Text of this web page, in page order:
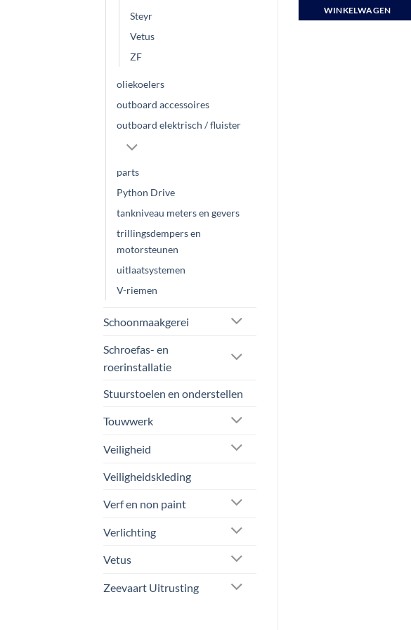
Steyr
Vetus
ZF
oliekoelers
outboard accessoires
outboard elektrisch / fluister
parts
Python Drive
tankniveau meters en gevers
trillingsdempers en
motorsteunen
uitlaatsystemen
V-riemen
Schoonmaakgerei
Schroefas- en
roerinstallatie
Stuurstoelen en onderstellen
Touwwerk
Veiligheid
Veiligheidskleding
Verf en non paint
Verlichting
Vetus
Zeevaart Uitrusting
WINKELWAGEN